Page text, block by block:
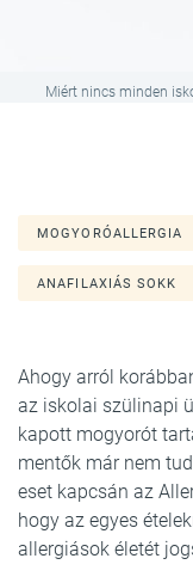
Miért nincs minden
MOGYORÓALLERGIA
ANAFILAXIÁS SOKK
Ahogy arról
az iskolai szülinapi
kapott mogyorót
mentők már nem
eset kapcsán az
hogy az egyes
allergiások életét